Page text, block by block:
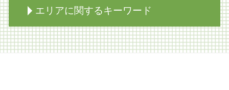
相続 生前対策 相談
相続 家
限定承認 あとから
不動産 生前対策
医療過誤 損害賠償請求権
レーシック 失敗 失明
医療過誤 裁判
エリアに関するキーワード
商取引 神戸市 弁護士